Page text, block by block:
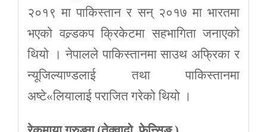
२०१९ मा पाकिस्तान र सन् २०१७ मा भारतमा
भएको वल्र्डकप क्रिकेटमा सहभागिता जनाएको
थियो । नेपालले पाकिस्तानमा साउथ अफ्रिका र
न्यूजिल्याण्डलाई तथा पाकिस्तानमा
अष्टे«लियालाई पराजित गरेको थियो ।